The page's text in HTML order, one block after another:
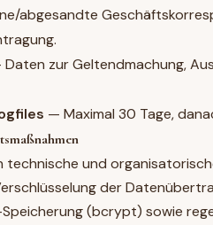
abgesandte
zur Geltendmachung,
— Maximal 30 Tage,
technische und
der
(bcrypt) sowie